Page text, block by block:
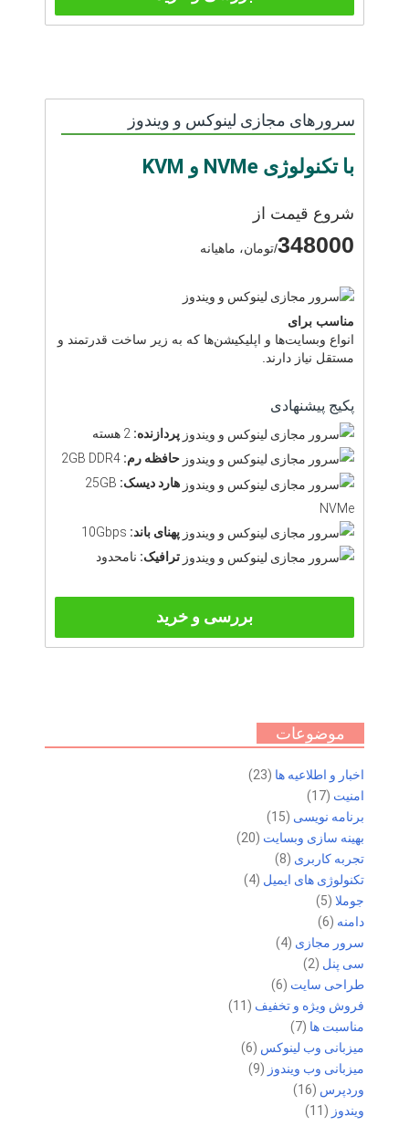
سرورهای مجازی لینوکس و ویندوز
با تکنولوژی NVMe و KVM
شروع قیمت از
348000/تومان، ماهیانه
مناسب برای
انواع وبسایت‌ها و اپلیکیشن‌ها که به زیر ساخت قدرتمند و
مستقل نیاز دارند.
پکیج پیشنهادی
پردازنده:
حافظه رم:
هارد دیسک: 25GB
NVMe
پهنای باند:
ترافیک: نامحدود
بررسی و خرید
موضوعات
اخبار و اطلاعیه ها (23)
امنیت (17)
برنامه نویسی (15)
بهینه سازی وبسایت (20)
تجربه کاربری (8)
تکنولوژی های ایمیل (4)
جوملا (5)
دامنه (6)
سرور مجازی (4)
سی پنل (2)
طراحی سایت (6)
فروش ویژه و تخفیف (11)
مناسبت ها (7)
میزبانی وب لینوکس (6)
میزبانی وب ویندوز (9)
وردپرس (16)
ویندوز (11)